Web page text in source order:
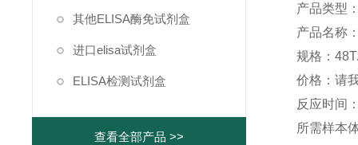
其他ELISA酶免试剂盒
进口elisa试剂盒
ELISA检测试剂盒
查看全部产品 >>
产品类型
产品名称
规格：
价格：请
反应时间
所需样本